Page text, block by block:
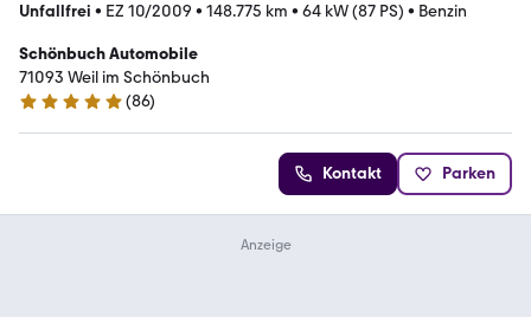
Unfallfrei • EZ 10/2009 • 148.775 km • 64 kW (87 PS) • Benzin
Schönbuch Automobile
71093 Weil im Schönbuch
4.9 Sterne
(86)
Kontakt Parken